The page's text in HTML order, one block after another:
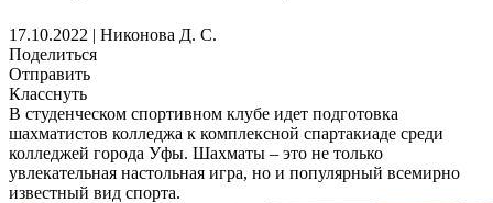
17.10.2022 | Никонова Д. С.
Поделиться
Отправить
Класснуть
В студенческом спортивном клубе идет подготовка
шахматистов колледжа к комплексной спартакиаде среди
колледжей города Уфы. Шахматы – это не только
увлекательная настольная игра, но и популярный всемирно
известный вид спорта.